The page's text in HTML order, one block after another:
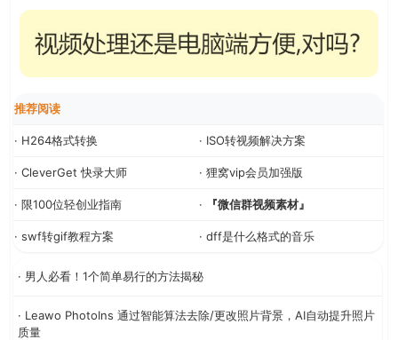
推荐阅读
· H264格式转换 · ISO转视频解决方案
· CleverGet 快录大师 · 狸窝vip会员加强版
· 限100位轻创业指南 · 『微信群视频素材』
· swf转gif教程方案 · dff是什么格式的音乐
· 男人必看！1个简单易行的方法揭秘
· Leawo PhotoIns 通过智能算法去除/更改照片背景，AI自动提升照片
质量